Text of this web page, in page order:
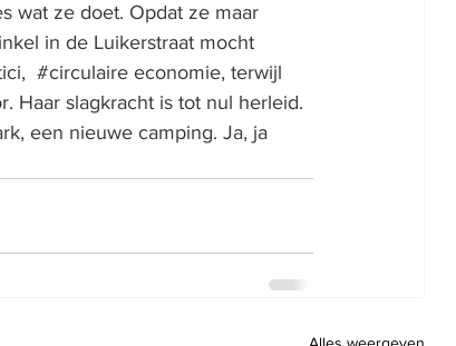
wat ze doet. Opdat ze maar
in de Luikerstraat mocht
#circulaire economie, terwijl
Haar slagkracht is tot nul herleid.
een nieuwe camping. Ja, ja